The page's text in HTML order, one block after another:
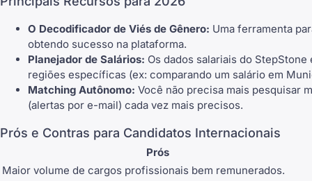
O Decodificador de Viés de Gênero: Uma ferramenta
obtendo sucesso na plataforma.
Planejador de Salários: Os dados salariais do
regiões específicas (ex: comparando um salário em
Matching Autônomo: Você não precisa mais pesquisar
(alertas por e-mail) cada vez mais precisos.
Prós e Contras para Candidatos Internacionais
Prós
Maior volume de cargos profissionais bem remunerados.